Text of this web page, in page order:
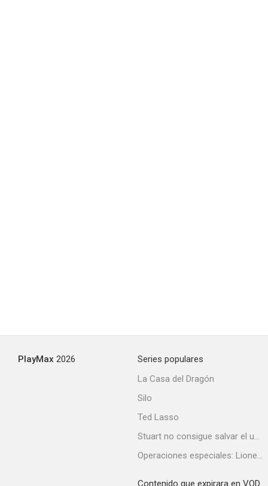
PlayMax 2026
Series populares
La Casa del Dragón
Silo
Ted Lasso
Stuart no consigue salvar el universo
Operaciones especiales: Lioness
Contenido que expirara en VOD